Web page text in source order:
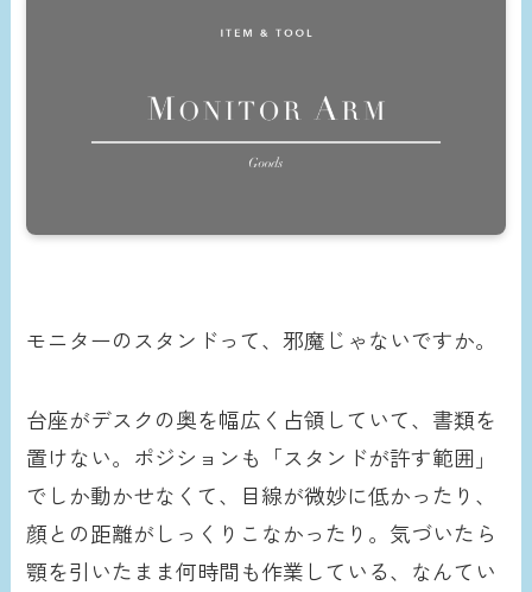
モニターのスタンドって、邪魔じゃないですか。
台座がデスクの奥を幅広く占領していて、書類を
置けない。ポジションも「スタンドが許す範囲」
でしか動かせなくて、目線が微妙に低かったり、
顔との距離がしっくりこなかったり。気づいたら
顎を引いたまま何時間も作業している、なんてい